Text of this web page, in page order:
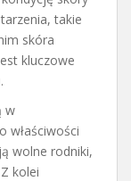
takie
skóra
kluczowe
w
właściwości
wolne rodniki,
kolei